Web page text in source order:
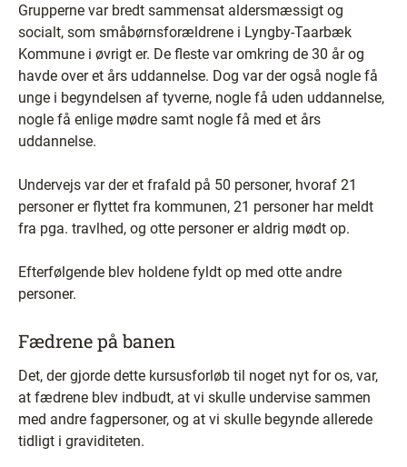
Grupperne var bredt sammensat aldersmæssigt og
socialt, som småbørnsforældrene i Lyngby-Taarbæk
Kommune i øvrigt er. De fleste var omkring de 30 år og
havde over et års uddannelse. Dog var der også nogle få
unge i begyndelsen af tyverne, nogle få uden uddannelse,
nogle få enlige mødre samt nogle få med et års
uddannelse.
Undervejs var der et frafald på 50 personer, hvoraf 21
personer er flyttet fra kommunen, 21 personer har meldt
fra pga. travlhed, og otte personer er aldrig mødt op.
Efterfølgende blev holdene fyldt op med otte andre
personer.
Fædrene på banen
Det, der gjorde dette kursusforløb til noget nyt for os, var,
at fædrene blev indbudt, at vi skulle undervise sammen
med andre fagpersoner, og at vi skulle begynde allerede
tidligt i graviditeten.